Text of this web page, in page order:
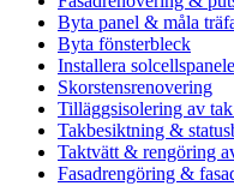
Byta panel & måla
Byta fönsterbleck
Installera
Skorstensrenovering
Tilläggsisolering av
Takbesiktning &
Taktvätt & rengöring
Fasadrengöring &